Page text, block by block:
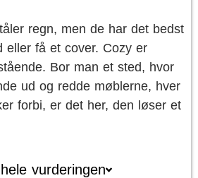
regn, men de har det bedst
eller få et cover. Cozy er
Bor man et sted, hvor
ud og redde møblerne, hver
forbi, er det her, den løser et
vurderingen